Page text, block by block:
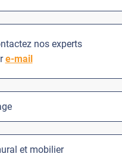
nos experts
e-mail
et mobilier